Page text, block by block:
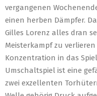
vergangenen
einen herben Dämpfer.
Gilles Lorenz alles dran
Meisterkampf zu
Konzentration in das
Umschaltspiel ist eine
zwei exzellenten